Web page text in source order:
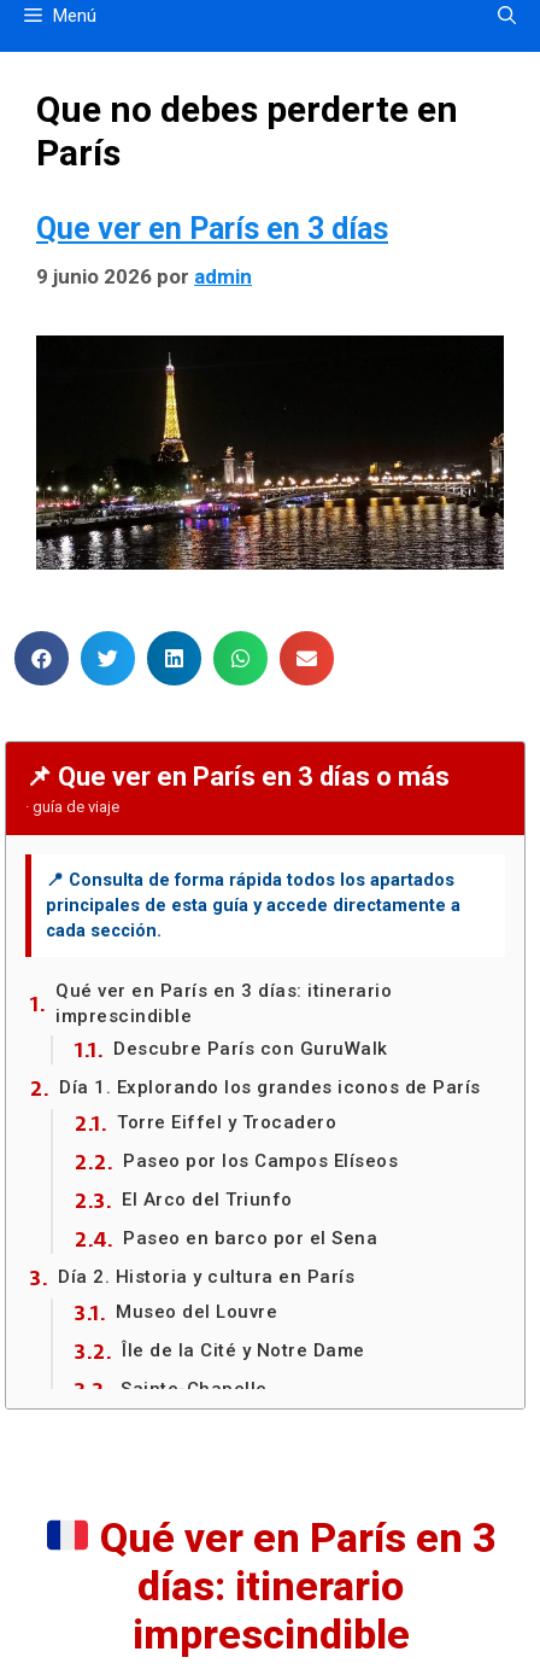
Menú
Que no debes perderte en
París
Que ver en París en 3 días
9 junio 2026 por admin
Que ver en París en 3 días o más
Qué ver en París en 3 días: itinerario
imprescindible
Descubre París con GuruWalk
Día 1. Explorando los grandes iconos de París
Torre Eiffel y Trocadero
Paseo por los Campos Elíseos
El Arco del Triunfo
Paseo en barco por el Sena
Día 2. Historia y cultura en París
Museo del Louvre
Île de la Cité y Notre Dame
Sainte-Chapelle
Museo de Orsay
Plaza Vendôme
Ópera Garnier
Galerías Lafayette
Qué ver en París en 3
días: itinerario
imprescindible